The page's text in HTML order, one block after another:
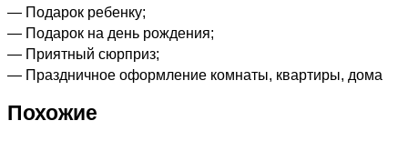
— Подарок ребенку;
— Подарок на день рождения;
— Приятный сюрприз;
— Праздничное оформление комнаты, квартиры, дома
Похожие